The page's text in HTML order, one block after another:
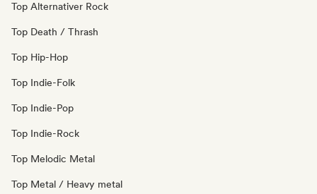
Top Alternativer Rock
Top Death / Thrash
Top Hip-Hop
Top Indie-Folk
Top Indie-Pop
Top Indie-Rock
Top Melodic Metal
Top Metal / Heavy metal